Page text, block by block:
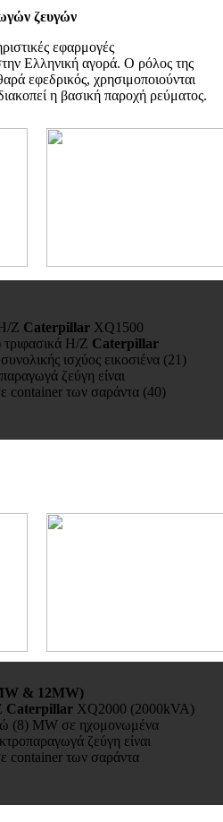
ζευγών
εφαρμογές
Ελληνική αγορά. Ο ρόλος της
εφεδρικός, χρησιμοποιούνται
η βασική παροχή ρεύματος.
Ζ Caterpillar XQ1500
τριφασικά Η/Ζ Caterpillar
ισχύος εικοσιένα (21)
ζεύγη είναι
container των σαράντα (40)
& 12MW)
Caterpillar ΧQ2000 (2000kVA)
(8) MW σε ηχομονωμένα
ζεύγη είναι
container των σαράντα